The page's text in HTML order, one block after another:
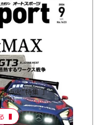
点火”特集 ］